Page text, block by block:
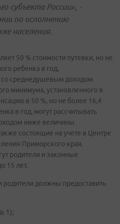
субъекта России», -
по исполнению
населения.
50 % стоимости путевки, но не
ребенка в год,
среднедушевым доходом
минимума, установленного в
в 50 %, но не более 16,4
в год, могут рассчитывать
ниже величины
состоящие на учете в Центре
Приморского края.
родители и законные
15 лет.
родители должны предоставить
1);